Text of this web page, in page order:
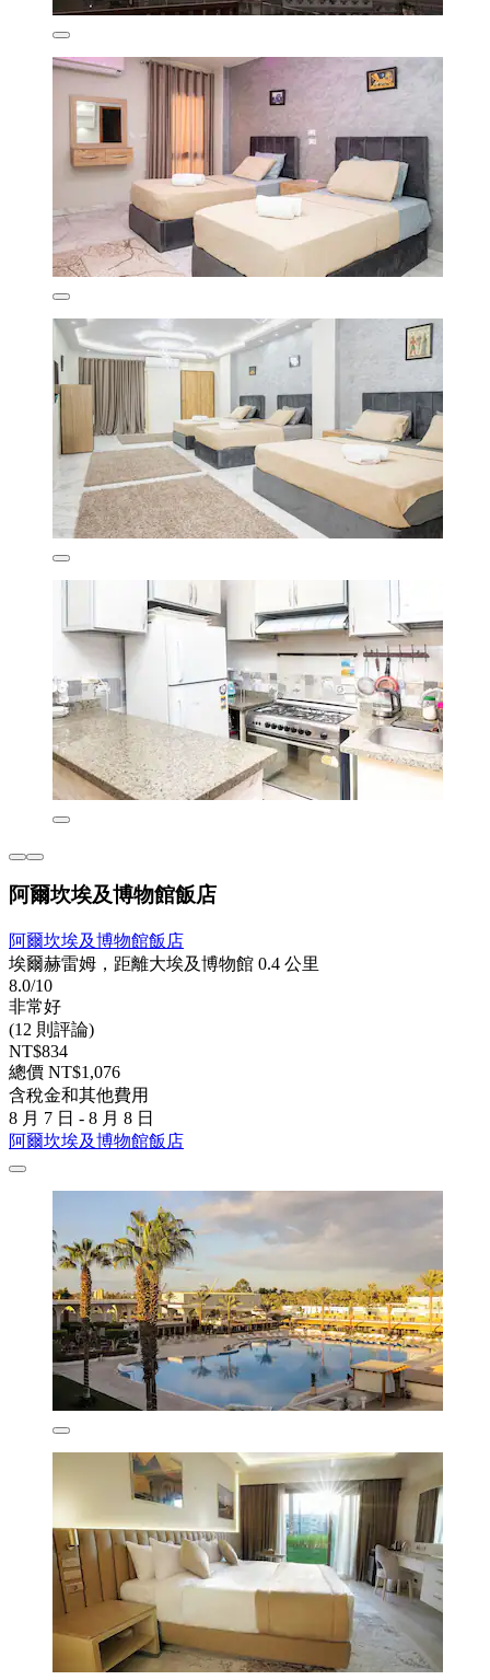
阿爾坎埃及博物館飯店
阿爾坎埃及博物館飯店
埃爾赫雷姆，距離大埃及博物館 0.4 公里
8.0/10
非常好
(12 則評論)
NT$834
總價 NT$1,076
含稅金和其他費用
8 月 7 日 - 8 月 8 日
阿爾坎埃及博物館飯店